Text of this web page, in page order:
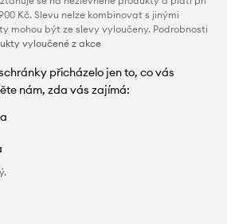
Kč. Slevu nelze kombinovat s jinými
mohou být ze slevy vyloučeny. Podrobnosti
vyloučené z akce
přicházelo jen to, co vás
nám, zda vás zajímá: